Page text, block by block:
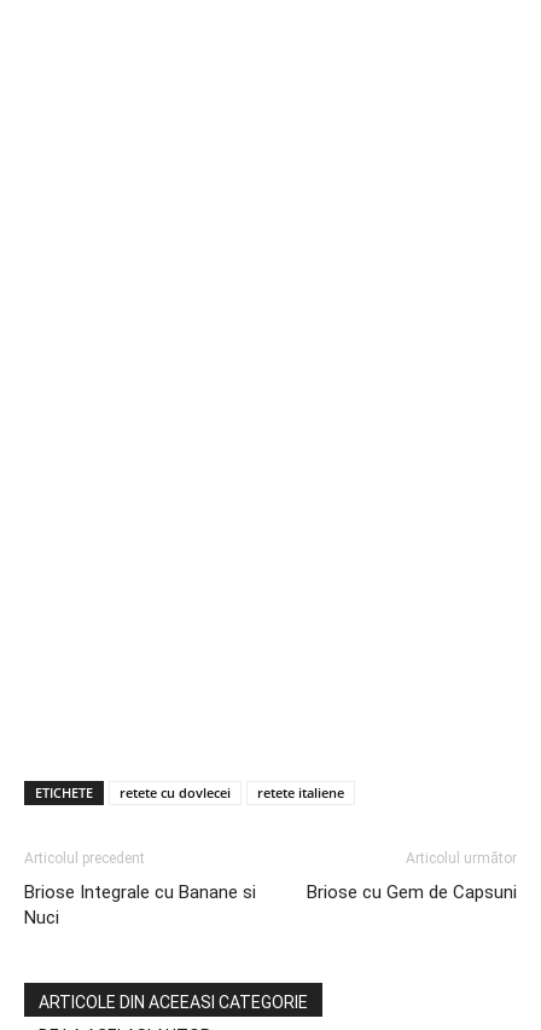
ETICHETE retete cu dovlecei retete italiene
Articolul precedent
Briose Integrale cu Banane si
Nuci
Articolul următor
Briose cu Gem de Capsuni
ARTICOLE DIN ACEEASI CATEGORIE